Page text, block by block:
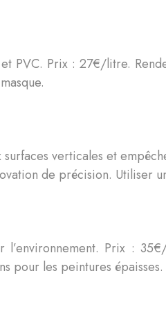
PVC. Prix : 27€/litre.
verticales et
de précision. Utiliser
Prix :
pour les peintures épaisses.